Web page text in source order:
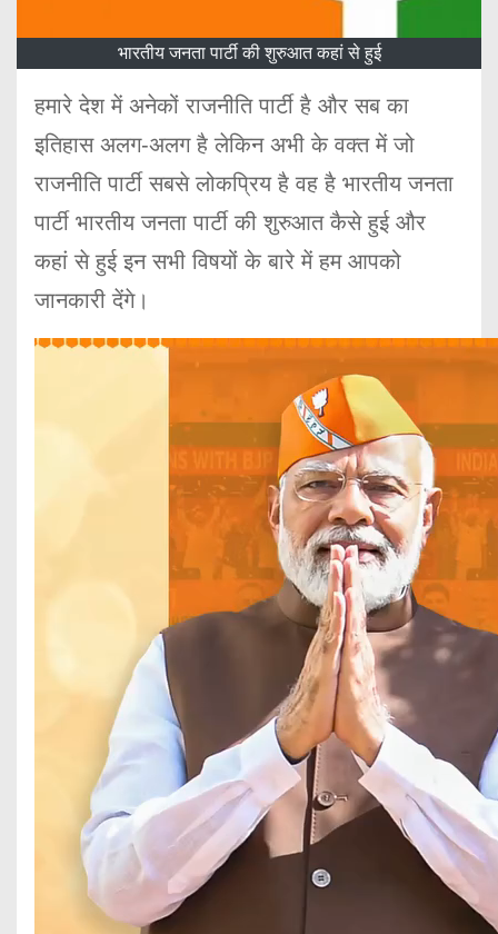
भारतीय जनता पार्टी की शुरुआत कहां से हुई
हमारे देश में अनेकों राजनीति पार्टी है और सब का
इतिहास अलग-अलग है लेकिन अभी के वक्त में जो
राजनीति पार्टी सबसे लोकप्रिय है वह है भारतीय जनता
पार्टी भारतीय जनता पार्टी की शुरुआत कैसे हुई और
कहां से हुई इन सभी विषयों के बारे में हम आपको
जानकारी देंगे।